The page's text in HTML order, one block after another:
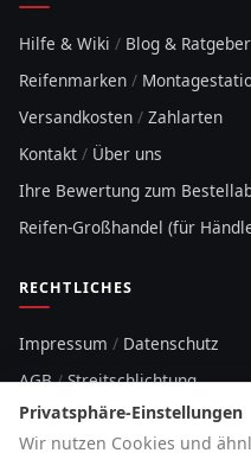
Hilfe & Wiki / Blog & Ratgeber
Reifenmarken /
Versandkosten / Zahlarten
Kontakt / Über uns
Ihre Bewertung zum
Reifen-Großhandel (für
RECHTLICHES
Impressum / Datenschutz
AGB/Streitschlichtung
Sitemap
Privatsphäre-Einstellungen
Wir nutzen Cookies und